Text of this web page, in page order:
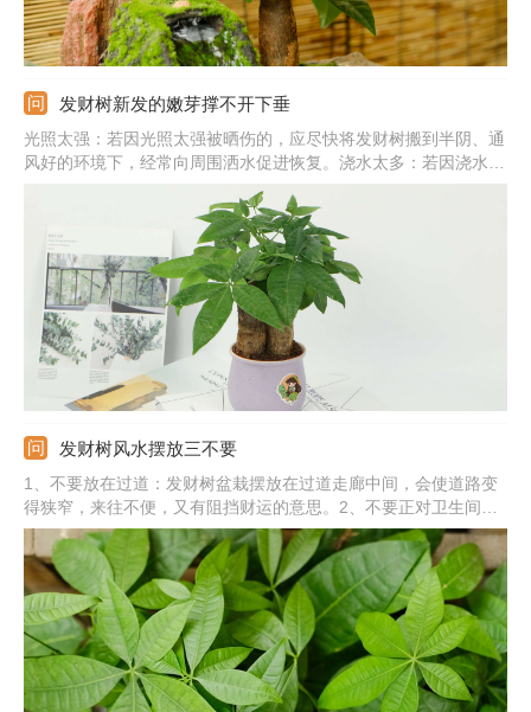
发财树新发的嫩芽撑不开下垂
光照太强：若因光照太强被晒伤的，应尽快将发财树搬到半阴、通
风好的环境下，经常向周围洒水促进恢复。浇水太多：若因浇水太
多，阻碍根系呼吸导致，应尽快排掉积水，加强通风，蒸发掉水
分。温度太低：若因温度太低被冻伤的，应提高温度，最好保温在
15℃以上。土壤不适：若因土壤问题导致的，建议尽快换土才行。
发财树风水摆放三不要
1、不要放在过道：发财树盆栽摆放在过道走廊中间，会使道路变
得狭窄，来往不便，又有阻挡财运的意思。2、不要正对卫生间：
卫生间门口的空气质量不好，还会使发财树的招财之势被破坏。
3、不要放在横梁下：横梁下放发财树有横挡住财运的说法，是不
吉利的象征。